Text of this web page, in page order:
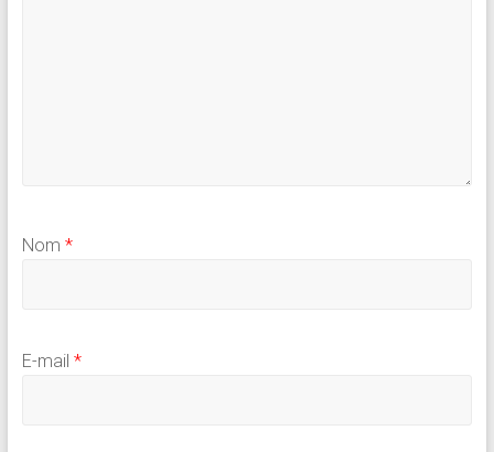
Nom *
E-mail *